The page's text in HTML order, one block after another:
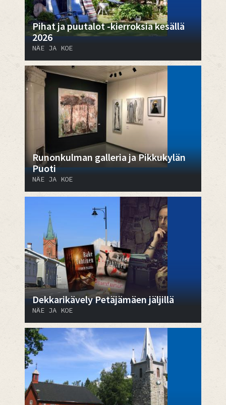
Pihat ja puutalot -kierroksia kesällä
2026
NÄE JA KOE
Runonkulman galleria ja Pikkukylän
Puoti
NÄE JA KOE
Dekkarikävely Petäjämäen jäljillä
NÄE JA KOE